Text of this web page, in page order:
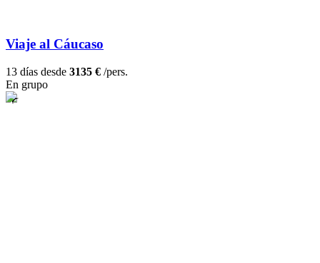
Viaje al Cáucaso
13 días desde 3135 € /pers.
En grupo